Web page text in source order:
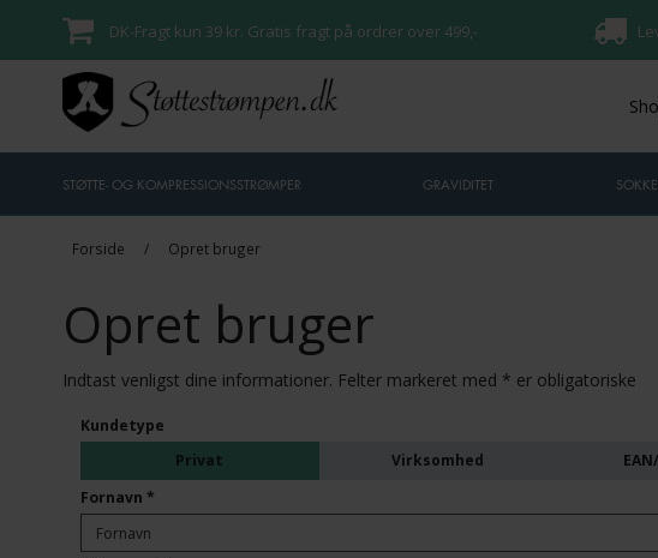
DK-Fragt kun 39 kr. Gratis fragt på ordrer over 499,-
STØTTE- OG KOMPRESSIONSSTRØMPER GRAVIDITET
Forside / Opret bruger
Opret bruger
Indtast venligst dine informationer. Felter markeret med * er obligatoriske
Kundetype
Privat
Virksomhed
Fornavn *